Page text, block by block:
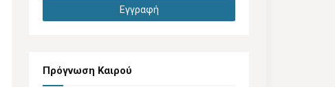
Πρόγνωση Καιρού